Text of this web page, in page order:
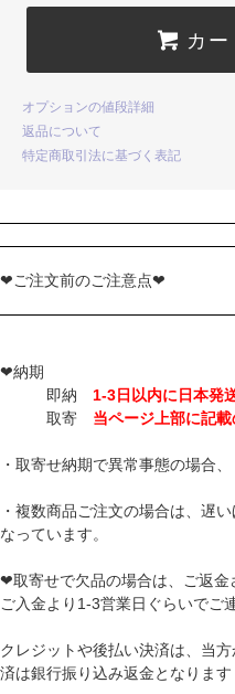
カ
オプションの値段詳細
返品について
特定商取引法に基づく表記
❤ご注文前のご注意点❤
❤納期
即納 1-3日以内に日本発
取寄 当ページ上部に記
・取寄せ納期で異常事態の場合
・複数商品ご注文の場合は、遅
なっています。
❤取寄せで欠品の場合は、ご返金
ご入金より1-3営業日ぐらいでご
クレジットや後払い決済は、当
済は銀行振り込み返金となります